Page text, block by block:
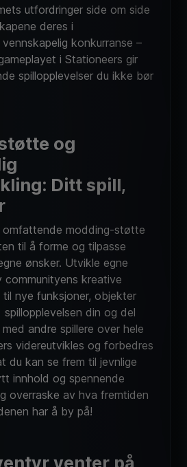
utfordringer side om side
deres i
konkurranse –
i Stationeers gir
spillopplevelser du ikke bør
og
Ditt spill,
omfattende modding-støtte
til å forme og tilpasse
ønsker. Utvikle egne
communityens kreative
nye funksjoner, objekter
spillopplevelsen din og del
andre spillere over hele
videreutvikles og forbedres
du kan se frem til jevnlige
innhold og spennende
overraske av hva fremtiden
har å by på!
venter på